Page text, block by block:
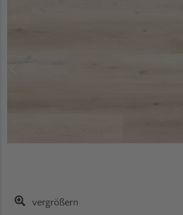
vergrößern